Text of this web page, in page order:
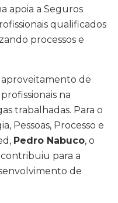
apoia a Seguros
qualificados
processos e
aproveitamento de
na
trabalhadas. Para o
Pessoas, Processo e
Pedro Nabuco, o
para a
de